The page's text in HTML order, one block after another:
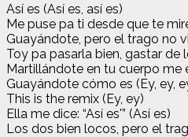
Así es (Así es, así es)
Me puse pa ti desde que te
Guayándote, pero el trago no
Toy pa pasarla bien, gastar de
Martillándote en tu cuerpo me
Guayándote cómo es (Ey, ey,
This is the remix (Ey, ey)
Ella me dice: “Así es'” (Así es)
Los dos bien locos, pero el